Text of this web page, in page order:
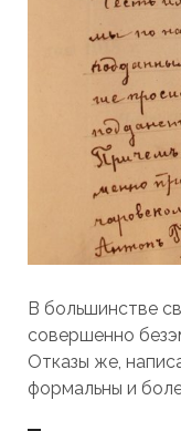
В большинстве
совершенно
Отказы же,
формальны и